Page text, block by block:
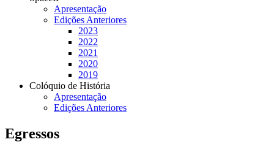
Apresentação
Edições Anteriores
2023
2022
2021
2020
2019
Colóquio de História
Apresentação
Edições Anteriores
Egressos